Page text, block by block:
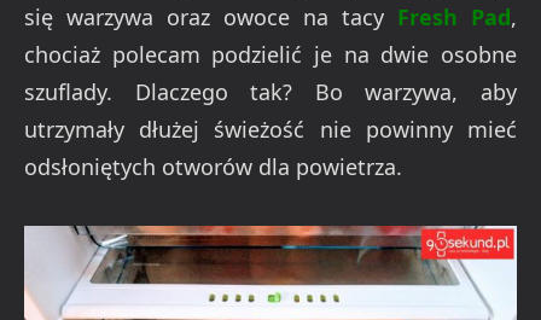
się warzywa oraz owoce na tacy Fresh Pad,
chociaż polecam podzielić je na dwie osobne
szuflady. Dlaczego tak? Bo warzywa, aby
utrzymały dłużej świeżość nie powinny mieć
odsłoniętych otworów dla powietrza.